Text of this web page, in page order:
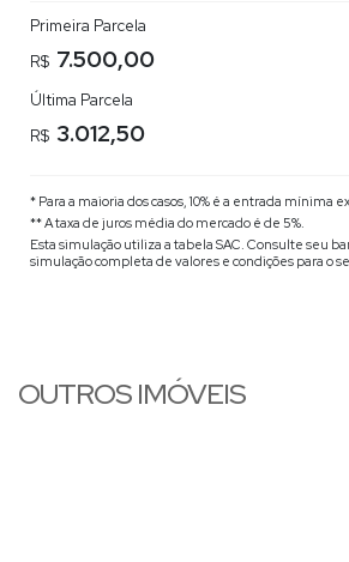
Primeira Parcela
R$ 7.500,00
Última Parcela
R$ 3.012,50
* Para a maioria dos casos, 10% é a entrada mínima
** A taxa de juros média do mercado é de 5%.
Esta simulação utiliza a tabela SAC. Consulte seu
simulação completa de valores e condições para o
OUTROS IMÓVEIS